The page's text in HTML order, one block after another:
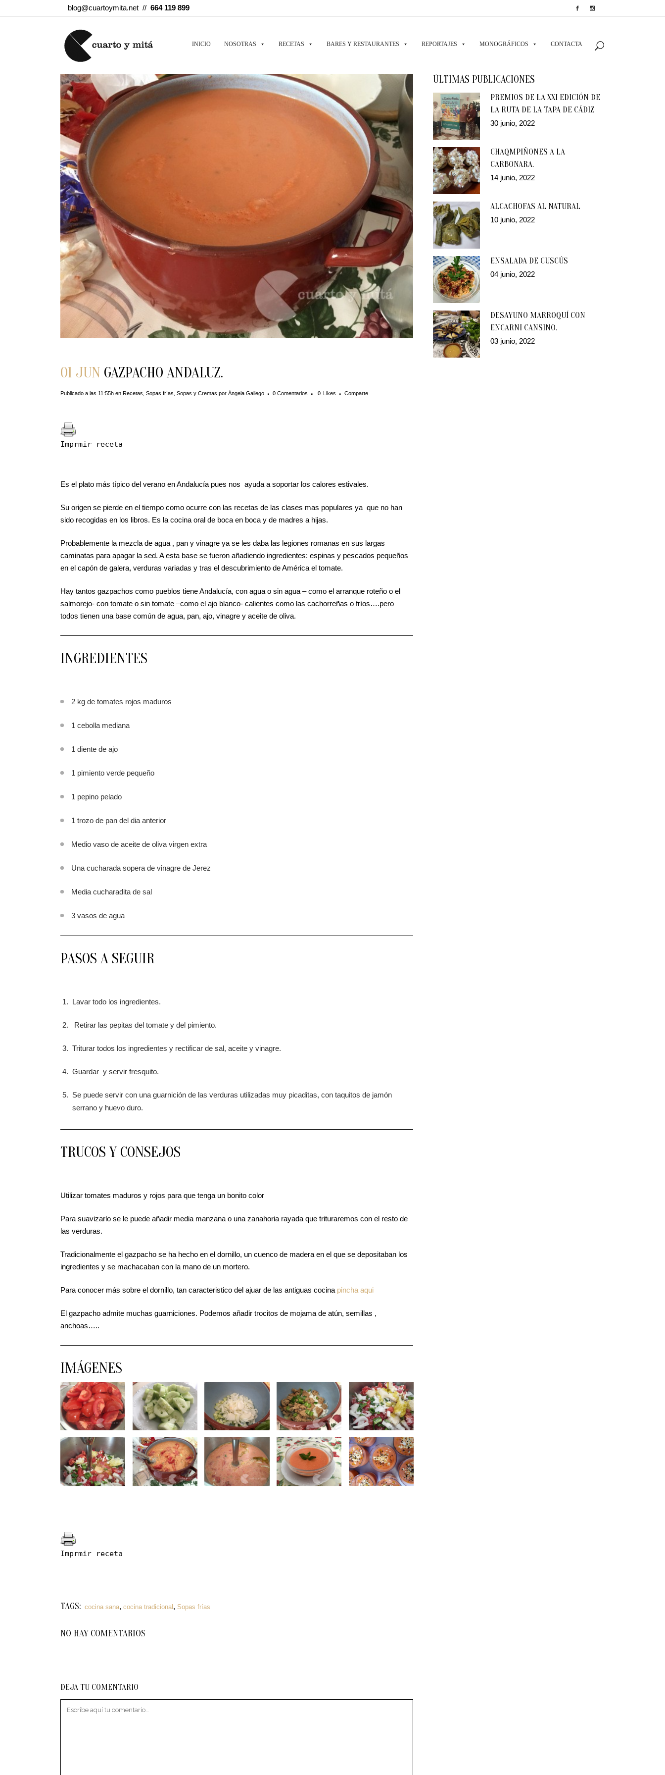
blog@cuartoymita.net // 664 119 899
INICIO NOSOTRAS RECETAS BARES Y RESTAURANTES REPORTAJES MONOGRÁFICOS CONTACTA
01 JUN GAZPACHO ANDALUZ.
Publicado a las 11:55h en Recetas Sopas frías Sopas y Cremas por Ángela Gallego 0 Comentarios 0 Likes Comparte
Imprmir receta
Es el plato más típico del verano en Andalucía pues nos ayuda a soportar los calores estivales.
Su origen se pierde en el tiempo como ocurre con las recetas de las clases mas populares ya que no han
sido recogidas en los libros. Es la cocina oral de boca en boca y de madres a hijas.
Probablemente la mezcla de agua , pan y vinagre ya se les daba las legiones romanas en sus largas
caminatas para apagar la sed. A esta base se fueron añadiendo ingredientes: espinas y pescados pequeños
en el capón de galera, verduras variadas y tras el descubrimiento de América el tomate.
Hay tantos gazpachos como pueblos tiene Andalucía, con agua o sin agua – como el arranque roteño o el
salmorejo- con tomate o sin tomate –como el ajo blanco- calientes como las cachorreñas o fríos….pero
todos tienen una base común de agua, pan, ajo, vinagre y aceite de oliva.
INGREDIENTES
2 kg de tomates rojos maduros
1 cebolla mediana
1 diente de ajo
1 pimiento verde pequeño
1 pepino pelado
1 trozo de pan del dia anterior
Medio vaso de aceite de oliva virgen extra
Una cucharada sopera de vinagre de Jerez
Media cucharadita de sal
3 vasos de agua
PASOS A SEGUIR
Lavar todo los ingredientes.
Retirar las pepitas del tomate y del pimiento.
Triturar todos los ingredientes y rectificar de sal, aceite y vinagre.
Guardar y servir fresquito.
Se puede servir con una guarnición de las verduras utilizadas muy picaditas, con taquitos de jamón
serrano y huevo duro.
TRUCOS Y CONSEJOS
Utilizar tomates maduros y rojos para que tenga un bonito color
Para suavizarlo se le puede añadir media manzana o una zanahoria rayada que trituraremos con el resto de
las verduras.
Tradicionalmente el gazpacho se ha hecho en el dornillo, un cuenco de madera en el que se depositaban los
ingredientes y se machacaban con la mano de un mortero.
Para conocer más sobre el dornillo, tan caracteristico del ajuar de las antiguas cocina pincha aqui
El gazpacho admite muchas guarniciones. Podemos añadir trocitos de mojama de atún, semillas ,
anchoas…..
IMÁGENES
Imprmir receta
TAGS: cocina sana, cocina tradicional , Sopas frías
NO HAY COMENTARIOS
DEJA TU COMENTARIO
ÚLTIMAS PUBLICACIONES
PREMIOS DE LA XXI EDICIÓN DE
LA RUTA DE LA TAPA DE CÁDIZ
30 junio, 2022
CHAQMPIÑONES A LA
CARBONARA.
14 junio, 2022
ALCACHOFAS AL NATURAL
10 junio, 2022
ENSALADA DE CUSCÚS
04 junio, 2022
DESAYUNO MARROQUÍ CON
ENCARNI CANSINO.
03 junio, 2022